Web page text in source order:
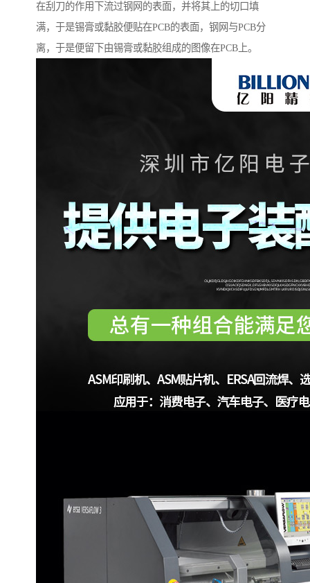
在刮刀的作用下流过钢网的表面，并将其上的切口填
满，于是锡膏或黏胶便贴在PCB的表面，钢网与PCB分
离，于是便留下由锡膏或黏胶组成的图像在PCB上。